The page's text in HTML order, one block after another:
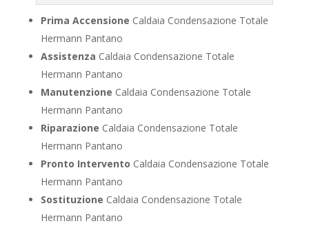
Prima Accensione Caldaia Condensazione Totale
Hermann Pantano
Assistenza Caldaia Condensazione Totale
Hermann Pantano
Manutenzione Caldaia Condensazione Totale
Hermann Pantano
Riparazione Caldaia Condensazione Totale
Hermann Pantano
Pronto Intervento Caldaia Condensazione Totale
Hermann Pantano
Sostituzione Caldaia Condensazione Totale
Hermann Pantano